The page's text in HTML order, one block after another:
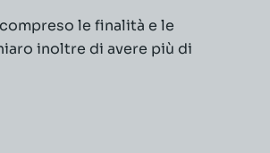
le finalità e le
inoltre di avere più di